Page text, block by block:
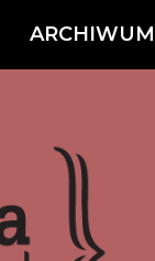
ARCHIWUM